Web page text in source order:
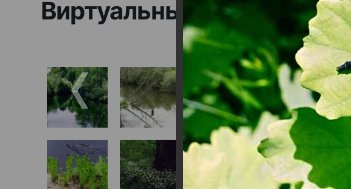
Виртуальные выставки